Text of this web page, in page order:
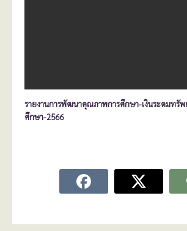
รายงานการพัฒนาคุณภาพการศึกษา-เงินระดมทรัพ
ศึกษา-2566